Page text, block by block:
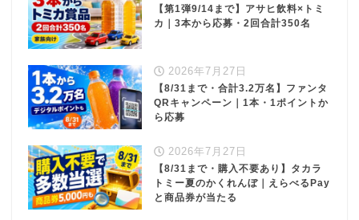
【第1弾9/14まで】アサヒ飲料×トミ
カ｜3本から応募・2回合計350名
2026年7月27日
【8/31まで・合計3.2万名】ファンタ
QRキャンペーン｜1本・1ポイントか
ら応募
2026年7月27日
【8/31まで・購入不要あり】タカラ
トミー夏のかくれんぼ｜えらべるPay
と商品券が当たる